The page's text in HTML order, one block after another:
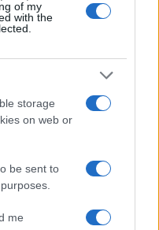
of my
with the
storage
on web or
be sent to
me
ai Mondiali Under
e tennis: il